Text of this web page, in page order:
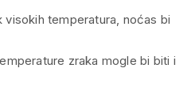
visokih temperatura, noćas bi
zraka mogle bi biti i